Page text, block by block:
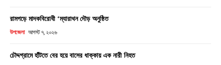
রামগড়ে মাদকবিরোধী ‘ম্যারাথন দৌড় অনুষ্ঠিত
উপজেলা আগস্ট ৭, ২০২৬
চৌদ্দগ্রামে হাঁটতে বের হয়ে বাসের ধাক্কায় এক নারী নিহত